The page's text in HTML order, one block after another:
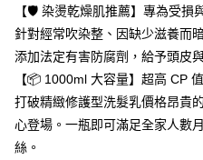
4.訂單成立30分鐘內，如未前往確認
法說明評估內容。
【繳款方式說明】
1.分期款項不併入電信帳單，「大哥
醒簡訊。
2.透過簡訊連結打開帳單後，可選擇
帳／街口支付／iPASS MONEY」等
【注意事項】
１．簡單：不需註冊會員、不需綁卡
２．便利：只要手機號碼，簡訊認證
【「AFTEE先享後付」結帳流程】
１．於結帳方式選擇「AFTEE先享後
結帳頁面，進行簡訊認證並確認金額
２．訂單成立數日內，您將收到繳費
３．收到繳費通知簡訊後14天內，點
運送方式
全家取貨付款
每筆NT$80，滿NT$999(含以上)
付款後全家取貨
每筆NT$80，滿NT$999(含以上)
【🛡️ 染燙乾燥肌推薦】專為受損
針對經常吹染整、因缺少滋養而
添加法定有害防腐劑，給予頭皮
【📦 1000ml 大容量】超高 CP
打破精緻修護型洗髮乳價格昂貴
心登場。一瓶即可滿足全家人數
絲。